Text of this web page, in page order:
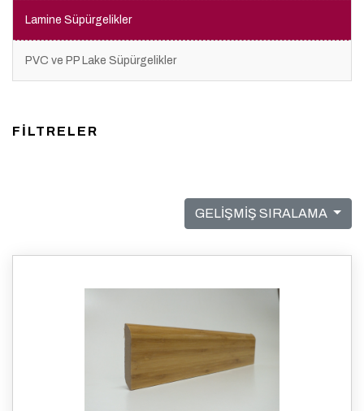
Lamine Süpürgelikler
PVC ve PP Lake Süpürgelikler
FİLTRELER
GELİŞMİŞ SIRALAMA